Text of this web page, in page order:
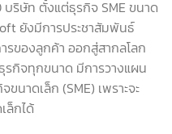
ริษัท ตั้งแต่ธุรกิจ SME ขนาด
ยังมีการประชาสัมพันธ์
รของลูกค้า ออกสู่สากลโลก
กิจทุกขนาด มีการวางแผน
าดเล็ก (SME) เพราะจะ
ล็กได้